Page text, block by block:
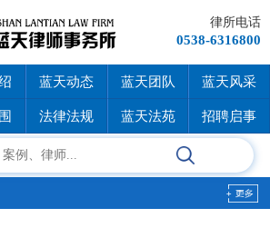
律所电话
0538-6316800
蓝天动态 蓝天团队 蓝天风采
法律法规 蓝天法苑 招聘启事